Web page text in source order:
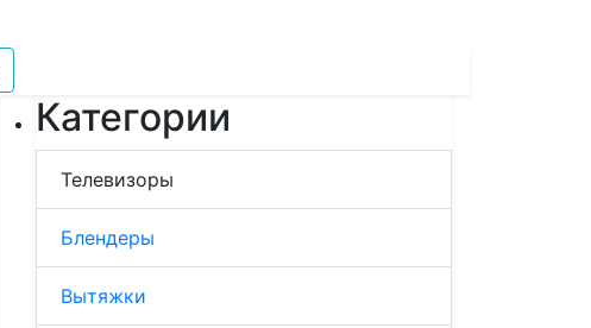
Категории
Телевизоры
Блендеры
Вытяжки